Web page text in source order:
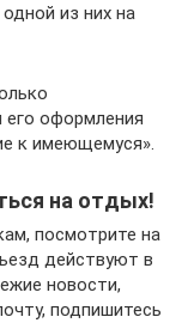
из них на
его оформления
к имеющемуся».
на отдых!
посмотрите на
действуют в
новости,
подпишитесь